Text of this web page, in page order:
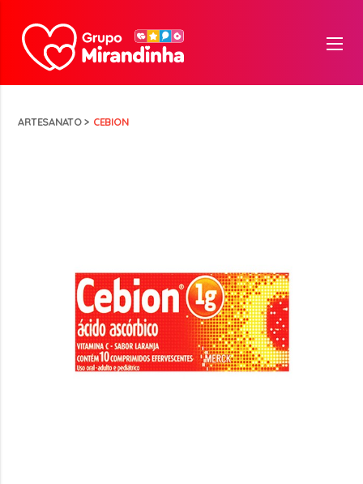
ARTESANATO> CEBION